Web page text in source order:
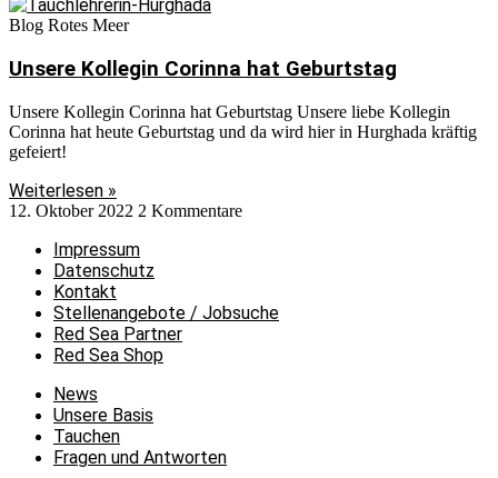
Blog Rotes Meer
Unsere Kollegin Corinna hat Geburtstag
Unsere Kollegin Corinna hat Geburtstag Unsere liebe Kollegin
Corinna hat heute Geburtstag und da wird hier in Hurghada kräftig
gefeiert!
Weiterlesen »
12. Oktober 2022 2 Kommentare
Impressum
Datenschutz
Kontakt
Stellenangebote / Jobsuche
Red Sea Partner
Red Sea Shop
News
Unsere Basis
Tauchen
Fragen und Antworten